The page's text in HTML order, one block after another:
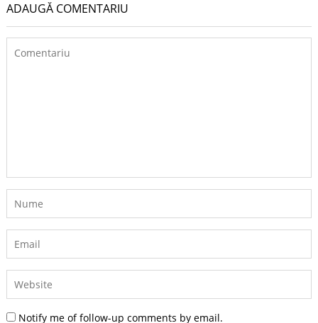
ADAUGĂ COMENTARIU
Notify me of follow-up comments by email.